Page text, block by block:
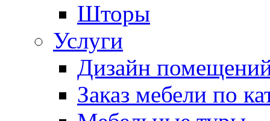
Шторы
Услуги
Дизайн
Заказ мебели по